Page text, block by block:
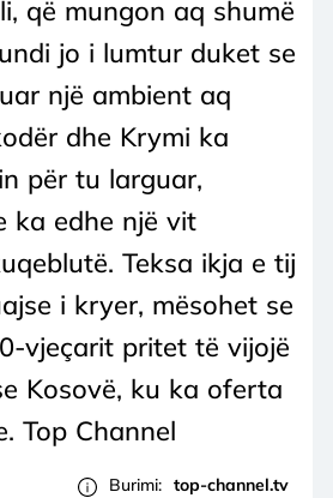
që mungon aq shumë
jo i lumtur duket se
një ambient aq
dhe Krymi ka
për tu larguar,
ka edhe një vit
Teksa ikja e tij
i kryer, mësohet se
vjeçarit pritet të vijojë
Kosovë, ku ka oferta
Top Channel
Burimi: top-channel.tv